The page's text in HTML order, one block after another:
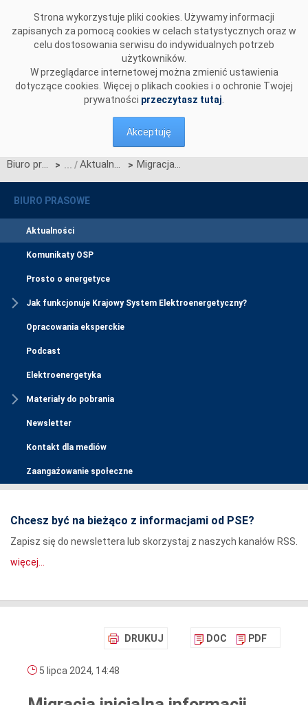
Strona wykorzystuje pliki cookies. Używamy informacji
zapisanych za pomocą cookies w celach statystycznych oraz w
celu dostosowania serwisu do indywidualnych potrzeb
użytkowników.
W przeglądarce internetowej można zmienić ustawienia
dotyczące cookies. Więcej o plikach cookies i o ochronie Twojej
prywatności przeczytasz tutaj
Akceptuję
Biuro prasowe > Aktualności > Migracja inicjalna informacji rynku energii do CSIRE - punkt kontrolny 4
BIURO PRASOWE
Aktualności
Komunikaty OSP
Prosto o energetyce
Jak funkcjonuje Krajowy System Elektroenergetyczny?
Opracowania eksperckie
Podcast
Elektroenergetyka
Materiały do pobrania
Newsletter
Kontakt dla mediów
Zaangażowanie społeczne
Chcesz być na bieżąco z informacjami od PSE?
Zapisz się do newslettera lub skorzystaj z naszych kanałów RSS.
więcej...
DRUKUJ DOC PDF
5 lipca 2024, 14:48